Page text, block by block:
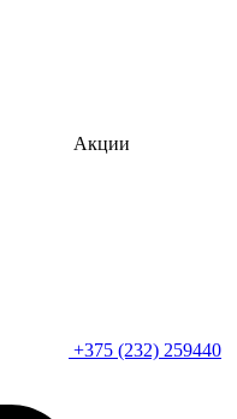
Акции
+375 (232) 259440